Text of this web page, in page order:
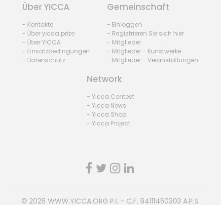
Über YICCA
- Kontakte
- Über yicca prize
- Über YICCA
- Einsatzbedingungen
- Datenschutz
Gemeinschaft
- Einloggen
- Registrieren Sie sich hier
- Mitglieder
- Mitglieder - Kunstwerke
- Mitglieder - Veranstaltungen
Network
- Yicca Contest
- Yicca News
- Yicca Shop
- Yicca Project
© 2026 WWW.YICCA.ORG P.I. - C.F. 94111450303 A.P.S.